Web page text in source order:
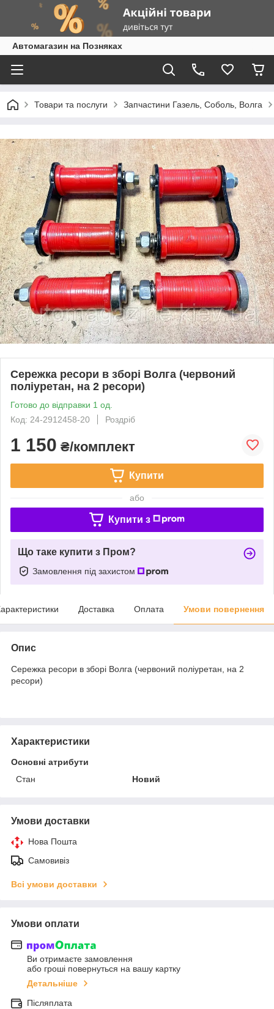
Автомагазин на Позняках
Товари та послуги Запчастини Газель, Соболь, Волга
Сережка ресори в зборі Волга (червоний
поліуретан, на 2 ресори)
Готово до відправки 1 од.
Код: 24-2912458-20
Роздріб
1 150 ₴/комплект
Купити
або
Купити з
Що таке купити з Пром?
Замовлення під захистом
Доставка Оплата Умови повернення
Опис
Сережка ресори в зборі Волга (червоний поліуретан, на 2
ресори)
Характеристики
Основні атрибути
Стан
Новий
Умови доставки
Нова Пошта
Самовивіз
Всі умови доставки
Умови оплати
Ви отримаєте замовлення
або гроші повернуться на вашу картку
Детальніше
Післяплата